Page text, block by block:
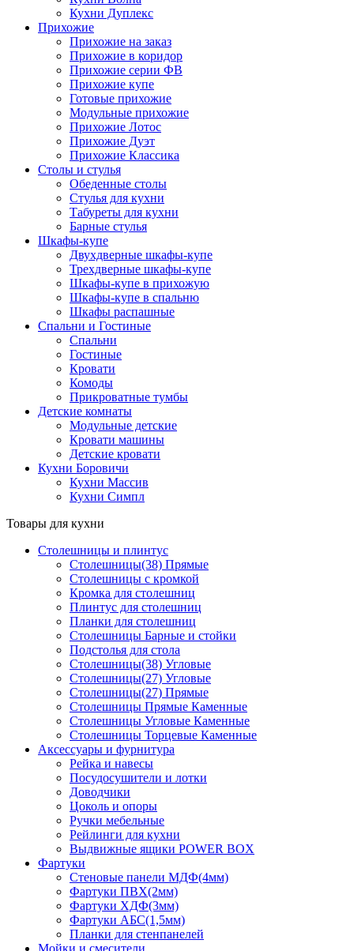
Кухни Дуплекс
Прихожие
Прихожие на заказ
Прихожие в коридор
Прихожие серии ФВ
Прихожие купе
Готовые прихожие
Модульные прихожие
Прихожие Лотос
Прихожие Дуэт
Прихожие Классика
Столы и стулья
Обеденные столы
Стулья для кухни
Табуреты для кухни
Барные стулья
Шкафы-купе
Двухдверные шкафы-купе
Трехдверные шкафы-купе
Шкафы-купе в прихожую
Шкафы-купе в спальню
Шкафы распашные
Спальни и Гостиные
Спальни
Гостиные
Кровати
Комоды
Прикроватные тумбы
Детские комнаты
Модульные детские
Кровати машины
Детские кровати
Кухни Боровичи
Кухни Массив
Кухни Симпл
Товары для кухни
Столешницы и плинтус
Столешницы(38) Прямые
Столешницы с кромкой
Кромка для столешниц
Плинтус для столешниц
Планки для столешниц
Столешницы Барные и стойки
Подстолья для стола
Столешницы(38) Угловые
Столешницы(27) Угловые
Столешницы(27) Прямые
Столешницы Прямые Каменные
Столешницы Угловые Каменные
Столешницы Торцевые Каменные
Аксессуары и фурнитура
Рейка и навесы
Посудосушители и лотки
Доводчики
Цоколь и опоры
Ручки мебельные
Рейлинги для кухни
Выдвижные ящики POWER BOX
Фартуки
Стеновые панели МДФ(4мм)
Фартуки ПВХ(2мм)
Фартуки ХДФ(3мм)
Фартуки АБС(1,5мм)
Планки для стенпанелей